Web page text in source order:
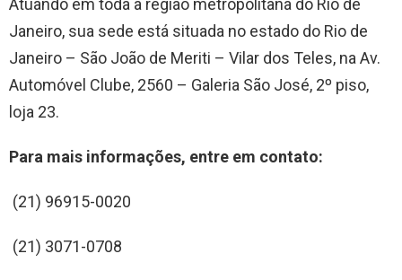
Atuando em toda a região metropolitana do Rio de
Janeiro, sua sede está situada no estado do Rio de
Janeiro – São João de Meriti – Vilar dos Teles, na Av.
Automóvel Clube, 2560 – Galeria São José, 2º piso,
loja 23.
Para mais informações, entre em contato:
(21) 96915-0020
(21) 3071-0708